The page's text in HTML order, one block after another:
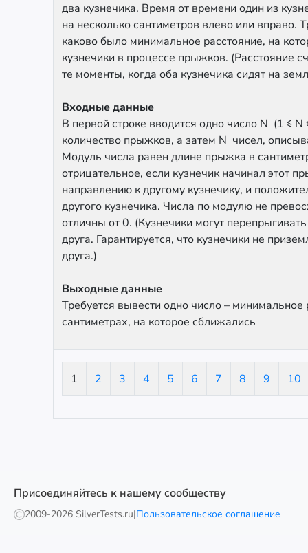
два кузнечика. Время от времени один из
на несколько сантиметров влево или вправо.
каково было минимальное расстояние, на
кузнечики в процессе прыжков. (Расстояние
те моменты, когда оба кузнечика сидят на
Входные данные
В первой строке вводится одно число N (1 ≤
количество прыжков, а затем N чисел,
Модуль числа равен длине прыжка в
отрицательное, если кузнечик начинал этот
направлению к другому кузнечику, и
другого кузнечика. Числа по модулю не
отличны от 0. (Кузнечики могут
друга. Гарантируется, что кузнечики не
друга.)
Выходные данные
Требуется вывести одно число – минимальное
сантиметрах, на которое сближались
1 2 3 4 5 6 7 8 9 10
Присоединяйтесь к нашему сообществу
2009-2026 SilverTests.ru|Пользовательское соглашение